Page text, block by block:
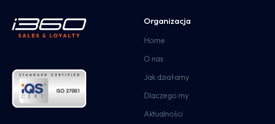
Organizacja
Home
O nas
Jak działamy
Dlaczego my
Aktualności